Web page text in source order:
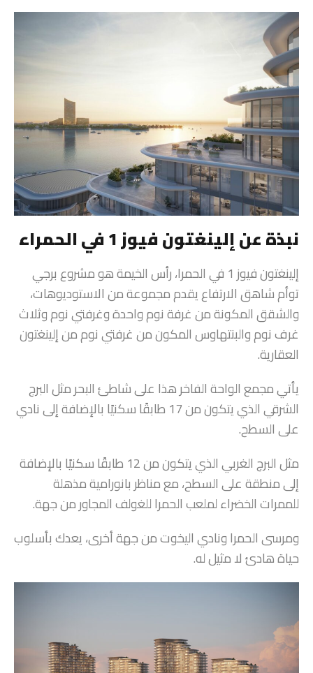
نبذة عن إلينغتون فيوز 1 في الحمراء
إلينغتون فيوز 1 في الحمرا، رأس الخيمة هو مشروع برجي
توأم شاهق الارتفاع يقدم مجموعة من الاستوديوهات،
والشقق المكونة من غرفة نوم واحدة وغرفتي نوم وثلاث
غرف نوم والبنتهاوس المكون من غرفتي نوم من إلينغتون
العقارية.
يأتي مجمع الواحة الفاخر هذا على شاطئ البحر مثل البرج
الشرقي الذي يتكون من 17 طابقًا سكنيًا بالإضافة إلى نادي
على السطح.
مثل البرج الغربي الذي يتكون من 12 طابقًا سكنيًا بالإضافة
إلى منطقة على السطح، مع مناظر بانورامية مذهلة
للممرات الخضراء لملعب الحمرا للغولف المجاور من جهة.
ومرسى الحمرا ونادي اليخوت من جهة أخرى، يعدك بأسلوب
حياة هادئ لا مثيل له.